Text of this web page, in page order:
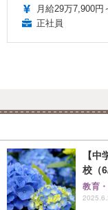
月給29万7,900円
正社員
【
校（
教育